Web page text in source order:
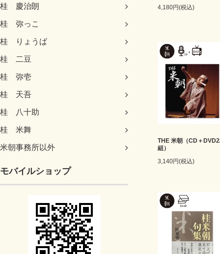
桂 慶治朗
桂 弥っこ
桂 りょうば
桂 二豆
桂 弥壱
桂 天吾
桂 八十助
桂 米舞
米朝事務所以外
モバイルショップ
4,180円(税込)
THE 米朝（CD＋
組）
3,140円(税込)